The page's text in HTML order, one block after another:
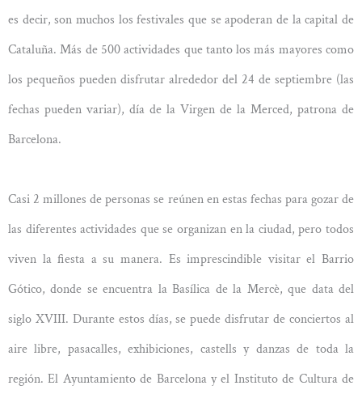
es decir, son muchos los festivales que se apoderan de la capital de
Cataluña. Más de 500 actividades que tanto los más mayores como
los pequeños pueden disfrutar alrededor del 24 de septiembre (las
fechas pueden variar), día de la Virgen de la Merced, patrona de
Barcelona.
Casi 2 millones de personas se reúnen en estas fechas para gozar de
las diferentes actividades que se organizan en la ciudad, pero todos
viven la fiesta a su manera. Es imprescindible visitar el Barrio
Gótico, donde se encuentra la Basílica de la Mercè, que data del
siglo XVIII. Durante estos días, se puede disfrutar de conciertos al
aire libre, pasacalles, exhibiciones, castells y danzas de toda la
región. El Ayuntamiento de Barcelona y el Instituto de Cultura de